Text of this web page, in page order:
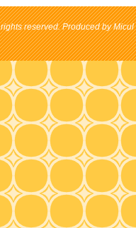
reserved. Produced by Micul